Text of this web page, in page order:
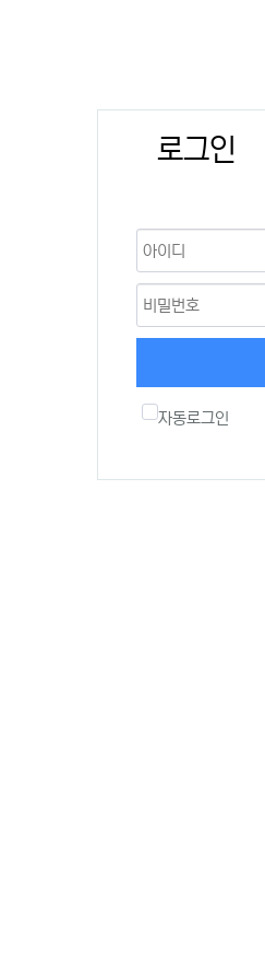
로그인
자동로그인